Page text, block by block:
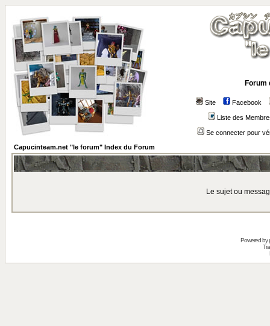
Forum
Site Facebook
Liste des
Se connecter pour
Capucinteam.net "le forum" Index du Forum
Le sujet ou
Powered by